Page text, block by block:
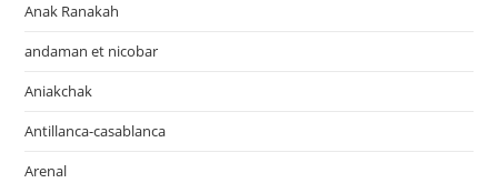
Anak Ranakah
andaman et nicobar
Aniakchak
Antillanca-casablanca
Arenal